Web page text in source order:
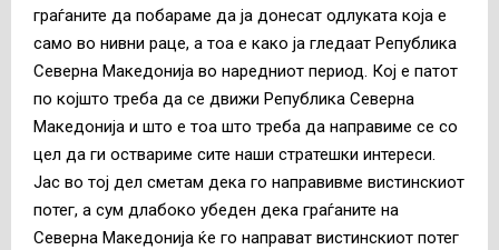
граѓаните да побараме да ја донесат одлуката која е
само во нивни раце, а тоа е како ја гледаат Република
Северна Македонија во наредниот период. Кој е патот
по којшто треба да се движи Република Северна
Македонија и што е тоа што треба да направиме се со
цел да ги оствариме сите наши стратешки интереси.
Јас во тој дел сметам дека го направивме вистинскиот
потег, а сум длабоко убеден дека граѓаните на
Северна Македонија ќе го направат вистинскиот потег